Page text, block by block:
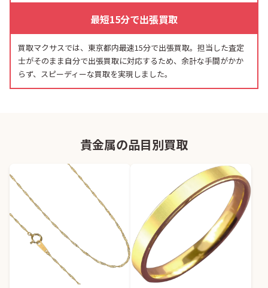
最短15分で出張買取
買取マクサスでは、東京都内最速15分で出張買取。担当した査定
士がそのまま自分で出張買取に対応するため、余計な手間がかか
らず、スピーディーな買取を実現しました。
貴金属の品目別買取